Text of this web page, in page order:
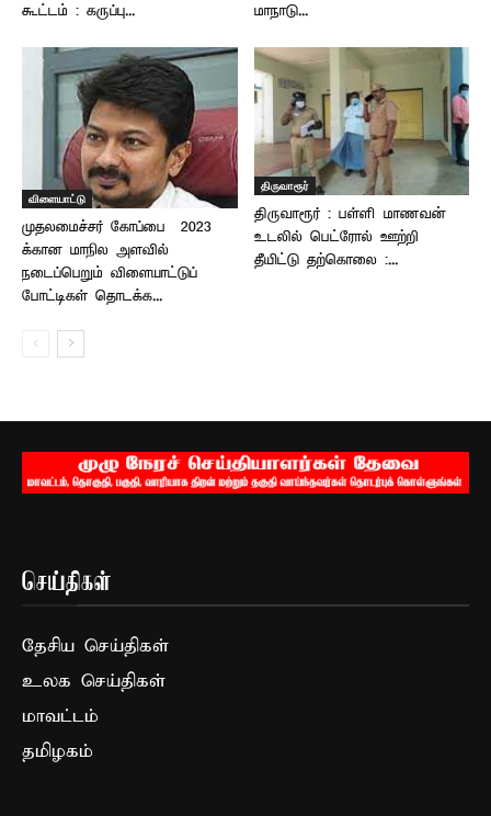
கூட்டம் : கருப்பு...
மாநாடு...
விளையாட்டு
முதலமைச்சர் கோப்பை – 2023
க்கான மாநில அளவில்
நடைப்பெறும் விளையாட்டுப்
போட்டிகள் தொடக்க...
திருவாரூர்
திருவாரூர் : பள்ளி மாணவன்
உடலில் பெட்ரோல் ஊற்றி
தீயிட்டு தற்கொலை :...
செய்திகள்
தேசிய செய்திகள்
உலக செய்திகள்
மாவட்டம்
தமிழகம்